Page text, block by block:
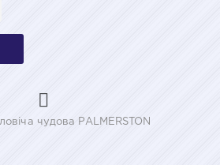
чудова PALMERSTON